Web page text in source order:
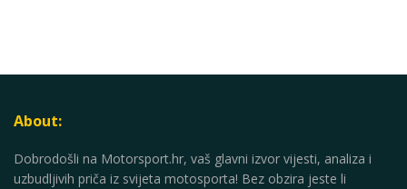
About:
Dobrodošli na Motorsport.hr, vaš glavni izvor vijesti, analiza i
uzbudljivih priča iz svijeta motosporta! Bez obzira jeste li